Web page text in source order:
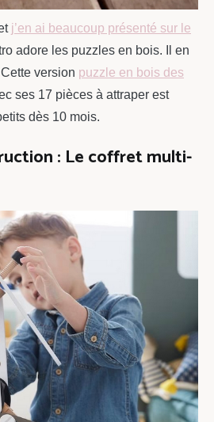
j’en ai beaucoup présenté sur le
adore les puzzles en bois. Il en
version puzzle en bois des
ses 17 pièces à attraper est
dès 10 mois.
: Le coffret multi-